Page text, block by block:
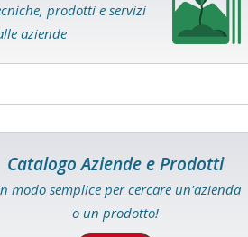
prodotti e servizi
aziende
Catalogo Aziende e Prodotti
modo semplice per cercare un'azienda
o un prodotto!